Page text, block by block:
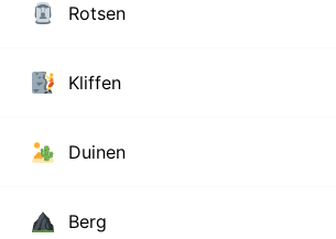
Rotsen
Kliffen
Duinen
Berg